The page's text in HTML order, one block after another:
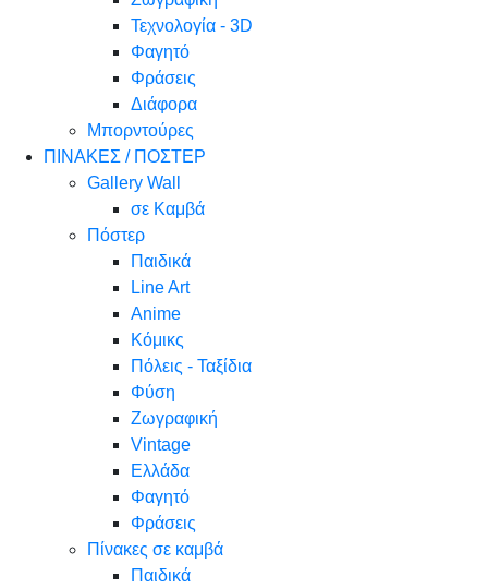
Τεχνολογία - 3D
Φαγητό
Φράσεις
Διάφορα
Μπορντούρες
ΠΙΝΑΚΕΣ / ΠΟΣΤΕΡ
Gallery Wall
σε Καμβά
Πόστερ
Παιδικά
Line Art
Anime
Κόμικς
Πόλεις - Ταξίδια
Φύση
Ζωγραφική
Vintage
Ελλάδα
Φαγητό
Φράσεις
Πίνακες σε καμβά
Παιδικά